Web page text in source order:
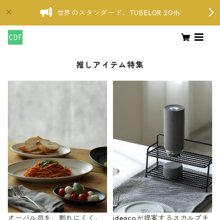
世界のスタンダード、TUBELOR 20th
推しアイテム特集
オーバル皿を、割れにくく、 ideacoが提案するスカルプチ